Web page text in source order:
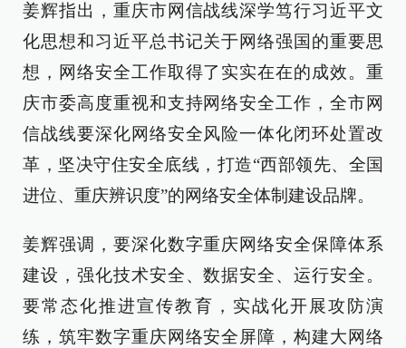
姜辉指出，重庆市网信战线深学笃行习近平文
化思想和习近平总书记关于网络强国的重要思
想，网络安全工作取得了实实在在的成效。重
庆市委高度重视和支持网络安全工作，全市网
信战线要深化网络安全风险一体化闭环处置改
革，坚决守住安全底线，打造“西部领先、全国
进位、重庆辨识度”的网络安全体制建设品牌。
姜辉强调，要深化数字重庆网络安全保障体系
建设，强化技术安全、数据安全、运行安全。
要常态化推进宣传教育，实战化开展攻防演
练，筑牢数字重庆网络安全屏障，构建大网络